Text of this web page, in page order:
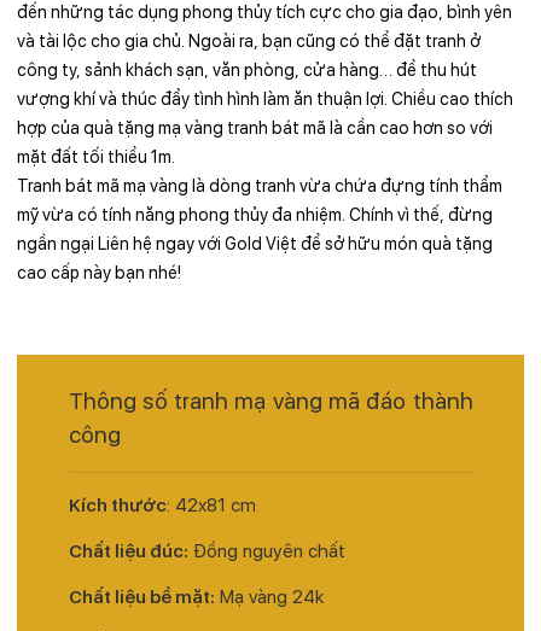
đến những tác dụng phong thủy tích cực cho gia đạo, bình yên
và tài lộc cho gia chủ. Ngoài ra, bạn cũng có thể đặt tranh ở
công ty, sảnh khách sạn, văn phòng, cửa hàng… để thu hút
vượng khí và thúc đẩy tình hình làm ăn thuận lợi. Chiều cao thích
hợp của quà tặng mạ vàng tranh bát mã là cần cao hơn so với
mặt đất tối thiểu 1m.
Tranh bát mã mạ vàng là dòng tranh vừa chứa đựng tính thẩm
mỹ vừa có tính năng phong thủy đa nhiệm. Chính vì thế, đừng
ngần ngại Liên hệ ngay với Gold Việt để sở hữu món quà tặng
cao cấp này bạn nhé!
Thông số tranh mạ vàng mã đáo thành
công
Kích thước: 42x81 cm
Chất liệu đúc: Đồng nguyên chất
Chất liệu bề mặt: Mạ vàng 24k